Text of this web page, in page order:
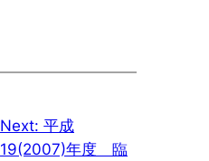
Next: 平成
19(2007)年度 臨